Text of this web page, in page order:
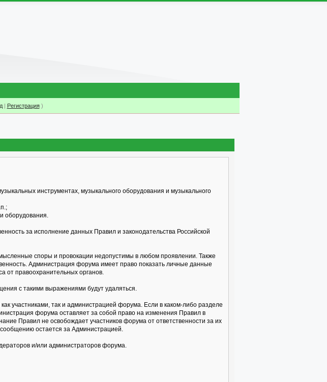
| Регистрация)
инструментах, музыкального оборудования и музыкального
оборудования.
за исполнение данных Правил и законодательства Российской
споры и провокации недопустимы в любом проявлении. Также
Администрация форума имеет право показать личные данные
от правоохранительных органов.
с такими выражениями будут удаляться.
участниками, так и администрацией форума. Если в каком-либо разделе
форума оставляет за собой право на изменения Правил в
Правил не освобождает участников форума от ответственности за их
остается за Администрацией.
и/или администраторов форума.